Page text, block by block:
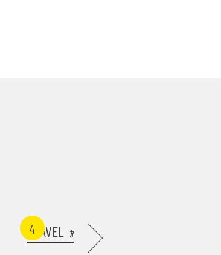
4
TRAVEL 旅行